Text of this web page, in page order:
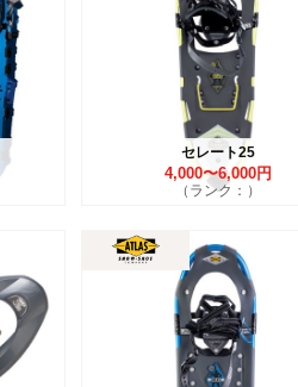
セレート25
4,000〜6,000円
（ランク：）